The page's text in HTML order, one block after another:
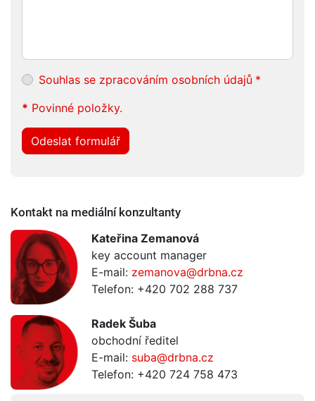
Souhlas se zpracováním osobních údajů *
* Povinné položky.
Odeslat formulář
Kontakt na mediální konzultanty
Kateřina Zemanová
key account manager
E-mail: zemanova@drbna.cz
Telefon: +420 702 288 737
Radek Šuba
obchodní ředitel
E-mail: suba@drbna.cz
Telefon: +420 724 758 473